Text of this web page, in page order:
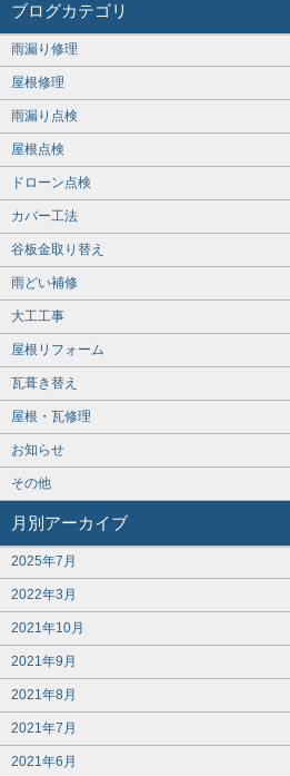
ブログカテゴリ
雨漏り修理
屋根修理
雨漏り点検
屋根点検
ドローン点検
カバー工法
谷板金取り替え
雨どい補修
大工工事
屋根リフォーム
瓦葺き替え
屋根・瓦修理
お知らせ
その他
月別アーカイブ
2025年7月
2022年3月
2021年10月
2021年9月
2021年8月
2021年7月
2021年6月